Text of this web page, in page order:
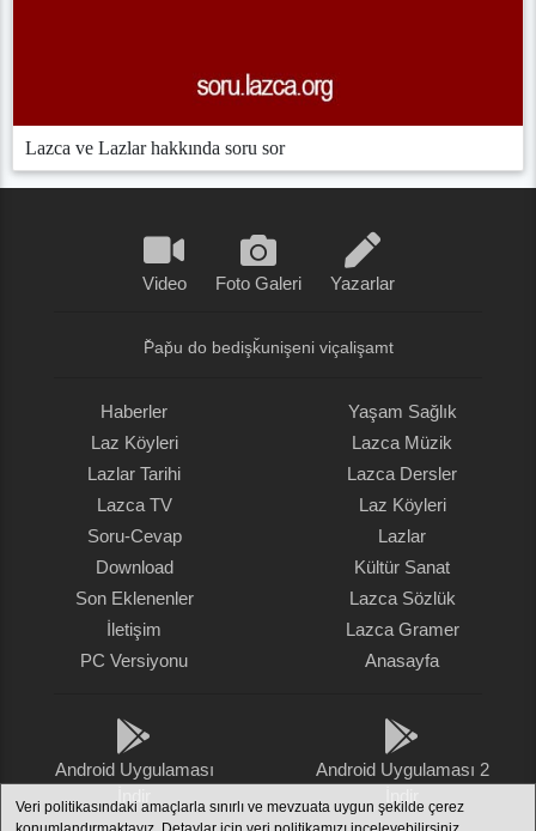
Veri politikasındaki amaçlarla sınırlı ve mevzuata uygun şekilde çerez
Lazca ve Lazlar hakkında soru sor
Video Foto Galeri Yazarlar
P̌ap̌u do bedişǩunişeni viçalişamt
Haberler
Laz Köyleri
Lazlar Tarihi
Lazca TV
Soru-Cevap
Download
Son Eklenenler
İletişim
PC Versiyonu
Yaşam Sağlık
Lazca Müzik
Lazca Dersler
Laz Köyleri
Lazlar
Kültür Sanat
Lazca Sözlük
Lazca Gramer
Anasayfa
Android Uygulaması
Android Uygulaması 2